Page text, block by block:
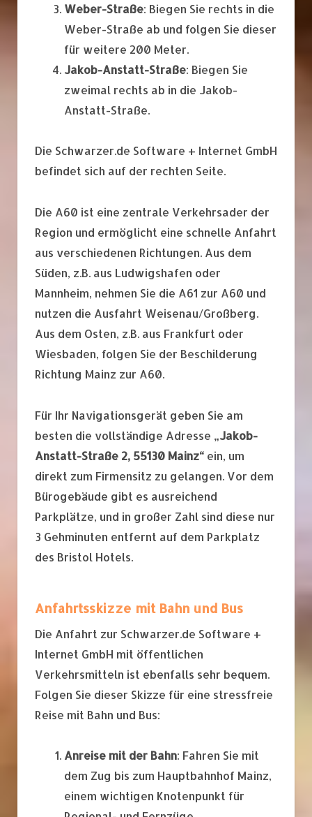
Weber-Straße: Biegen Sie rechts in die
Weber-Straße ab und folgen Sie dieser
für weitere 200 Meter.
Jakob-Anstatt-Straße: Biegen Sie
zweimal rechts ab in die Jakob-
Anstatt-Straße.
Die Schwarzer.de Software + Internet GmbH
befindet sich auf der rechten Seite.
Die A60 ist eine zentrale Verkehrsader der
Region und ermöglicht eine schnelle Anfahrt
aus verschiedenen Richtungen. Aus dem
Süden, z.B. aus Ludwigshafen oder
Mannheim, nehmen Sie die A61 zur A60 und
nutzen die Ausfahrt Weisenau/Großberg.
Aus dem Osten, z.B. aus Frankfurt oder
Wiesbaden, folgen Sie der Beschilderung
Richtung Mainz zur A60.
Für Ihr Navigationsgerät geben Sie am
besten die vollständige Adresse „Jakob-
Anstatt-Straße 2, 55130 Mainz“ ein, um
direkt zum Firmensitz zu gelangen. Vor dem
Bürogebäude gibt es ausreichend
Parkplätze, und in großer Zahl sind diese nur
3 Gehminuten entfernt auf dem Parkplatz
des Bristol Hotels.
Anfahrtsskizze mit Bahn und Bus
Die Anfahrt zur Schwarzer.de Software +
Internet GmbH mit öffentlichen
Verkehrsmitteln ist ebenfalls sehr bequem.
Folgen Sie dieser Skizze für eine stressfreie
Reise mit Bahn und Bus:
Anreise mit der Bahn: Fahren Sie mit
dem Zug bis zum Hauptbahnhof Mainz,
einem wichtigen Knotenpunkt für